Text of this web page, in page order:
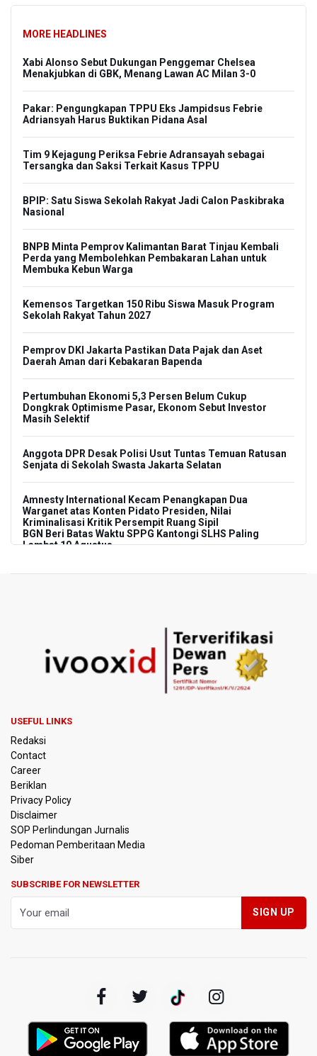
MORE HEADLINES
Xabi Alonso Sebut Dukungan Penggemar Chelsea
Menakjubkan di GBK, Menang Lawan AC Milan 3-0
Pakar: Pengungkapan TPPU Eks Jampidsus Febrie
Adriansyah Harus Buktikan Pidana Asal
Tim 9 Kejagung Periksa Febrie Adransayah sebagai
Tersangka dan Saksi Terkait Kasus TPPU
BPIP: Satu Siswa Sekolah Rakyat Jadi Calon Paskibraka
Nasional
BNPB Minta Pemprov Kalimantan Barat Tinjau Kembali
Perda yang Membolehkan Pembakaran Lahan untuk
Membuka Kebun Warga
Kemensos Targetkan 150 Ribu Siswa Masuk Program
Sekolah Rakyat Tahun 2027
Pemprov DKI Jakarta Pastikan Data Pajak dan Aset
Daerah Aman dari Kebakaran Bapenda
Pertumbuhan Ekonomi 5,3 Persen Belum Cukup
Dongkrak Optimisme Pasar, Ekonom Sebut Investor
Masih Selektif
Anggota DPR Desak Polisi Usut Tuntas Temuan Ratusan
Senjata di Sekolah Swasta Jakarta Selatan
Amnesty International Kecam Penangkapan Dua
Warganet atas Konten Pidato Presiden, Nilai
Kriminalisasi Kritik Persempit Ruang Sipil
BGN Beri Batas Waktu SPPG Kantongi SLHS Paling
Lambat 10 Agustus
BGN Proses Pemberhentian Tidak Hormat 66 Kepala
SPPG, Sudaryono: Tidak Ada Toleransi bagi Pelanggaran
Disiplin
SEA V Cup 2026: Timnas Voli Putri Indonesia Menang
Semifinal Piala AFF 2026
Timnas Indonesia Tersingkir di Piala AFF 2026 Setelah
Ditahan Imbang Singapura 1-1
Pemerintah Matangkan Rencana Pembaruan Buku Ajar
Kebakaran Alun-alun Suryakancana
Sebesar 145,3 Miliar Dolar AS
USEFUL LINKS
Redaksi
Contact
Career
Beriklan
Privacy Policy
Disclaimer
SOP Perlindungan Jurnalis
Pedoman Pemberitaan Media
Siber
SUBSCRIBE FOR NEWSLETTER